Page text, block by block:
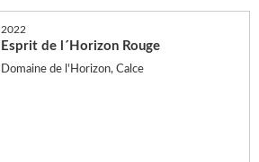
2022
Esprit de l´Horizon Rouge
Domaine de l'Horizon, Calce